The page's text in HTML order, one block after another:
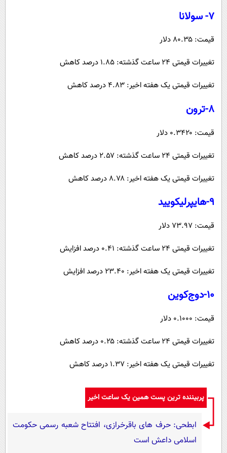
۷- سولانا
قیمت: ۸۰.۳۵ دلار
تغییرات قیمتی ۲۴ ساعت گذشته: ۱.۸۵ درصد کاهش
تغییرات قیمتی یک هفته اخیر: ۴.۸۳ درصد کاهش
۸-ترون
قیمت: ۰.۳۴۲۰ دلار
تغییرات قیمتی ۲۴ ساعت گذشته: ۲.۵۷ درصد کاهش
تغییرات قیمتی یک هفته اخیر: ۸.۷۸ درصد کاهش
۹-هایپرلیکویید
قیمت: ۷۳.۹۷ دلار
تغییرات قیمتی ۲۴ ساعت گذشته: ۰.۴۱ درصد افزایش
تغییرات قیمتی یک هفته اخیر: ۲۳.۴۰ درصد افزایش
۱۰-دوج‌کوین
قیمت: ۰.۱۰۰۰ دلار
تغییرات قیمتی ۲۴ ساعت گذشته: ۰.۲۵ درصد کاهش
تغییرات قیمتی یک هفته اخیر: ۱.۳۷ درصد کاهش
پربیننده ترین پست همین یک ساعت اخیر
ابطحی: حرف های باقرخرازی، افتتاح شعبه رسمی حکومت
اسلامی داعش است